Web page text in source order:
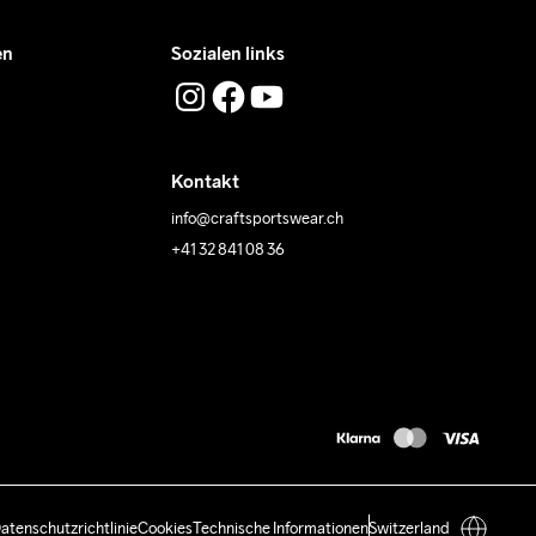
Sozialen links
Kontakt
info@craftsportswear.ch
+41 32 841 08 36
CookiesTechnische InformationenSwitzerland